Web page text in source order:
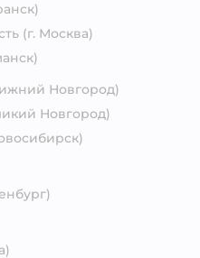
(г. Москва)
Новгород)
Новгород)